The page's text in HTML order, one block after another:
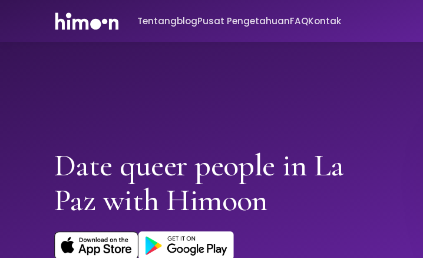
TentangblogPusat PengetahuanFAQKontak
Date queer people in La
Paz with Himoon